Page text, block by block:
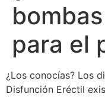
para el
¿Los conocías? Los
Disfunción Eréctil